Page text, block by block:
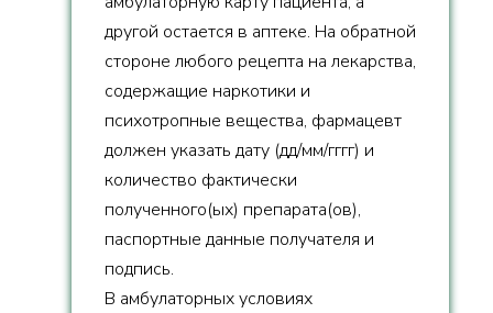
другой остается в аптеке. На обратной
стороне любого рецепта на лекарства,
содержащие наркотики и
психотропные вещества, фармацевт
должен указать дату (дд/мм/гггг) и
количество фактически
полученного(ых) препарата(ов),
паспортные данные получателя и
подпись.
В амбулаторных условиях